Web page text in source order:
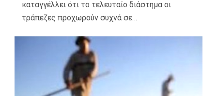
καταγγέλλει ότι το τελευταίο διάστημα οι
τράπεζες προχωρούν συχνά σε…